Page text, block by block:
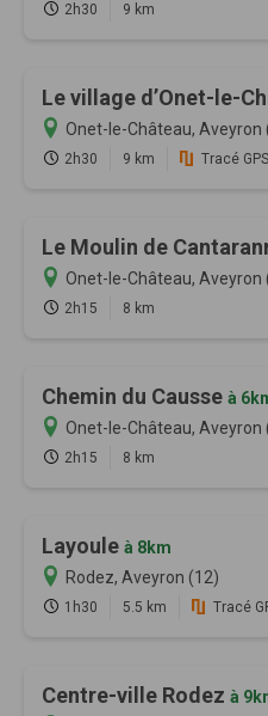
2h30 9 km
Le village d’Onet-le-
Onet-le-Château, Aveyron
2h30 9 km Tracé GPS
Le Moulin de
Onet-le-Château, Aveyron
2h15 8 km
Chemin du Causse à
Onet-le-Château, Aveyron
2h15 8 km
Layoule à 8km
Rodez, Aveyron (12)
1h30 5.5 km Tracé
Centre-ville Rodez à